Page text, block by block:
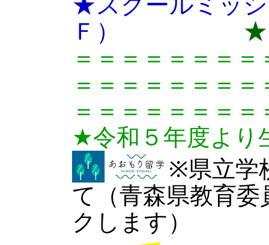
Ｆ）
★
＝＝＝＝＝＝＝
＝＝＝＝＝＝＝
＝＝＝＝＝＝＝＝
★令和５年度より
※県立学
て（青森県教育
クします）